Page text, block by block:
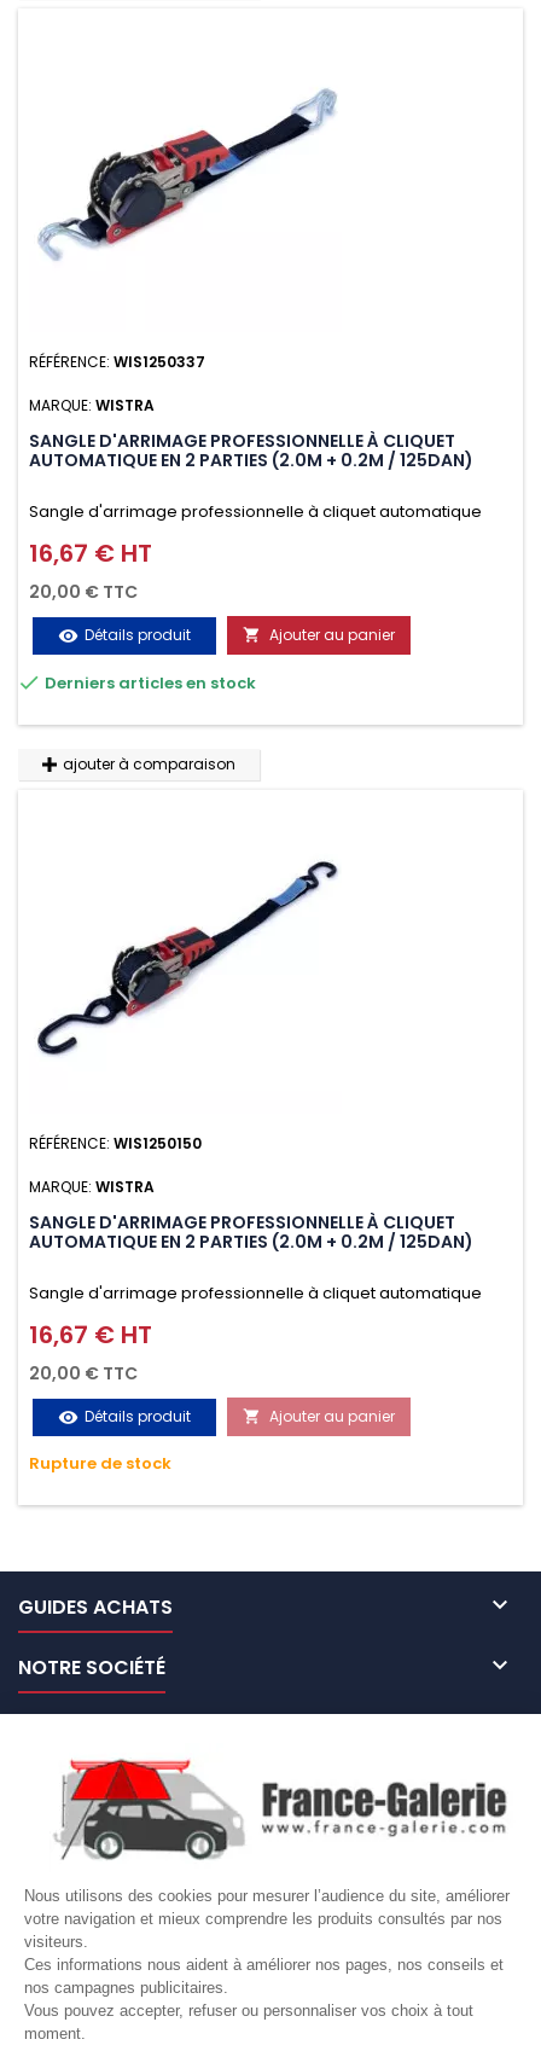
Nous utilisons des cookies pour mesurer l’audience du site, améliorer
votre navigation et mieux comprendre les produits consultés par nos
visiteurs.
Ces informations nous aident à améliorer nos pages, nos conseils et
nos campagnes publicitaires.
Vous pouvez accepter, refuser ou personnaliser vos choix à tout
moment.
RÉFÉRENCE: WIS1250337
MARQUE: WISTRA
SANGLE D'ARRIMAGE PROFESSIONNELLE À CLIQUET
AUTOMATIQUE EN 2 PARTIES (2.0M + 0.2M / 125DAN)
Sangle d'arrimage professionnelle à cliquet automatique
avec crochet deux doigts soudés en J en 2 parties (2.0M +
0.2M / 125daN), simple et rapide d'utilisation. Permet
d'arrimer et de sécuriser vos chargements pendant le
transport. Matière polyester très résistante aux UV et aux
variations de températures, n'absorbe pas l'eau.
Prix
16,67 € HT
20,00 € TTC
visibility Détails produit  Ajouter au panier
 Derniers articles en stock
ajouter à comparaison
RÉFÉRENCE: WIS1250150
MARQUE: WISTRA
SANGLE D'ARRIMAGE PROFESSIONNELLE À CLIQUET
AUTOMATIQUE EN 2 PARTIES (2.0M + 0.2M / 125DAN)
Sangle d'arrimage professionnelle à cliquet automatique
avec crochet S en 2 parties (2.0M + 0.2M / 125daN), simple et
rapide d'utilisation. Permet d'arrimer et de sécuriser
vos chargements pendant le transport. Matière polyester
très résistante aux UV et aux variations de températures,
n'absorbe pas l'eau.
Prix
16,67 € HT
20,00 € TTC
visibility Détails produit  Ajouter au panier
Rupture de stock
GUIDES ACHATS 
NOTRE SOCIÉTÉ 
VOTRE COMPTE 
Site protégé par reCAPTCHA.
LETTRE D'INFORMATIONS